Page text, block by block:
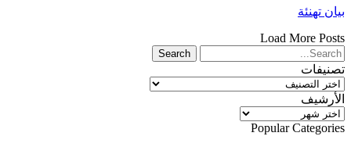
بيان تهنئة
Load More Posts
تصنيفات
تصنيفات
الأرشيف
الأرشيف
Popular Categories